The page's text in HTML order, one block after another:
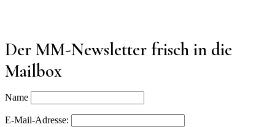
Der MM-Newsletter frisch in die
Mailbox
Name
E-Mail-Adresse: